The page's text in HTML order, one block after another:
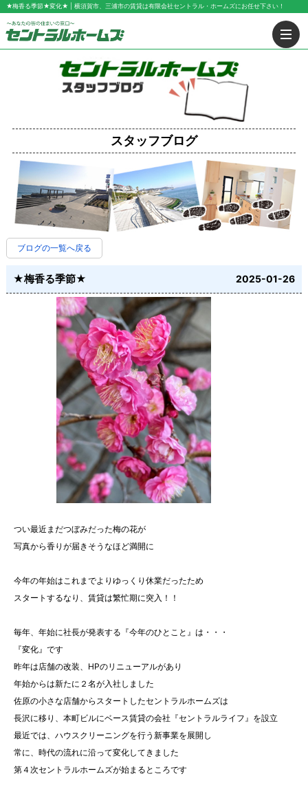
★梅香る季節★変化★ | 横須賀市、三浦市の賃貸は有限会社セントラル・ホームズにお任せ下さい！
スタッフブログ
ブログの一覧へ戻る
★梅香る季節★ 2025-01-26
つい最近まだつぼみだった梅の花が
写真から香りが届きそうなほど満開に
今年の年始はこれまでよりゆっくり休業だったため
スタートするなり、賃貸は繁忙期に突入！！
毎年、年始に社長が発表する『今年のひとこと』は・・・
『変化』です
昨年は店舗の改装、HPのリニューアルがあり
年始からは新たに２名が入社しました
佐原の小さな店舗からスタートしたセントラルホームズは
長沢に移り、本町ビルにベース賃貸の会社『セントラルライフ』を設立
最近では、ハウスクリーニングを行う新事業を展開し
常に、時代の流れに沿って変化してきました
第４次セントラルホームズが始まるところです